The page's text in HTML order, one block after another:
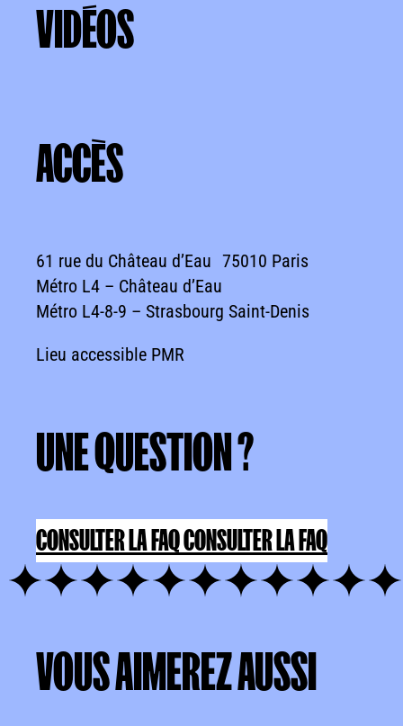
VIDÉOS
ACCÈS
61 rue du Château d’Eau 75010 Paris
Métro L4 – Château d’Eau
Métro L4-8-9 – Strasbourg Saint-Denis
Lieu accessible PMR
UNEQUESTION?
CONSULTER LA FAQCONSULTER LA FAQ
VOUSAIMEREZAUSSI